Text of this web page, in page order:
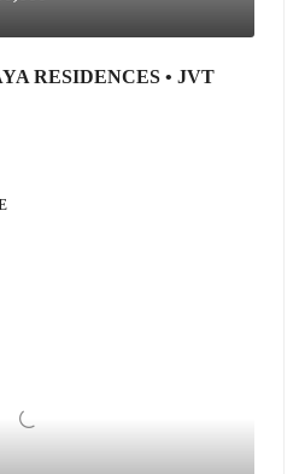
RESIDENCES • JVT